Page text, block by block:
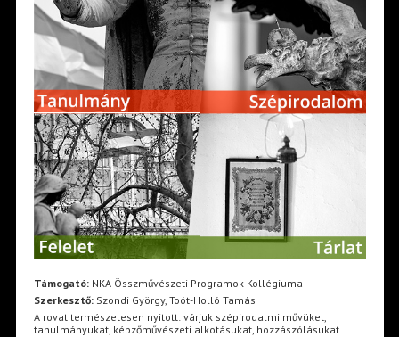
Támogató:NKA Összművészeti Programok Kollégiuma
Szerkesztő:Szondi György, Toót-Holló Tamás
A rovat természetesen nyitott: várjuk szépirodalmi művüket,
tanulmányukat, képzőművészeti alkotásukat, hozzászólásukat.